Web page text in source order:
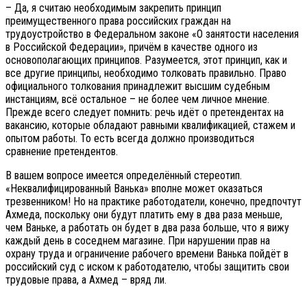
– Да, я считаю необходимым закрепить принцип
преимущественного права российских граждан на
трудоустройство в Федеральном законе «О занятости населения
в Российской Федерации», причём в качестве одного из
основополагающих принципов. Разумеется, этот принцип, как и
все другие принципы, необходимо толковать правильно. Право
официального толкования принадлежит высшим судебным
инстанциям, всё остальное – не более чем личное мнение.
Прежде всего следует помнить: речь идёт о претендентах на
вакансию, которые обладают равными квалификацией, стажем и
опытом работы. То есть всегда должно производиться
сравнение претендентов.
В вашем вопросе имеется определённый стереотип.
«Неквалифицированный Ванька» вполне может оказаться
трезвенником! Но на практике работодатели, конечно, предпочтут
Ахмеда, поскольку они будут платить ему в два раза меньше,
чем Ваньке, а работать он будет в два раза больше, что я вижу
каждый день в соседнем магазине. При нарушении прав на
охрану труда и ограничение рабочего времени Ванька пойдёт в
российский суд с иском к работодателю, чтобы защитить свои
трудовые права, а Ахмед – вряд ли.